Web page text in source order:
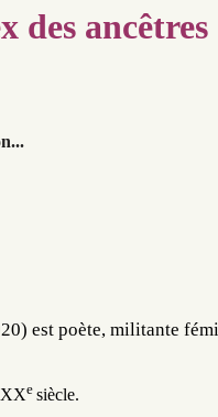
des ancêtres
est poète, militante
XXe siècle.